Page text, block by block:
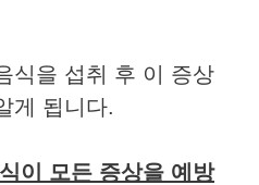
식을 섭취 후 이 증상
게 됩니다.
이 모든 증상을 예방